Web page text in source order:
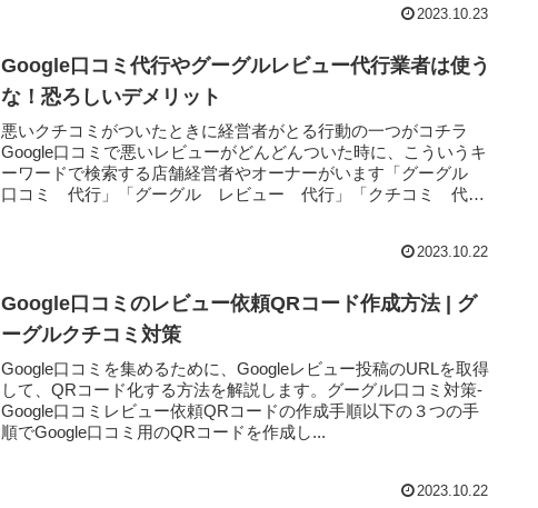
2023.10.23
Google口コミ代行やグーグルレビュー代行業者は使う
な！恐ろしいデメリット
悪いクチコミがついたときに経営者がとる行動の一つがコチラ
Google口コミで悪いレビューがどんどんついた時に、こういうキ
ーワードで検索する店舗経営者やオーナーがいます「グーグル
口コミ 代行」「グーグル レビュー 代行」「クチコミ 代
2023.10.22
Google口コミのレビュー依頼QRコード作成方法 | グ
ーグルクチコミ対策
Google口コミを集めるために、Googleレビュー投稿のURLを取得
して、QRコード化する方法を解説します。グーグル口コミ対策-
Google口コミレビュー依頼QRコードの作成手順以下の３つの手
順でGoogle口コミ用のQRコードを作成し...
2023.10.22